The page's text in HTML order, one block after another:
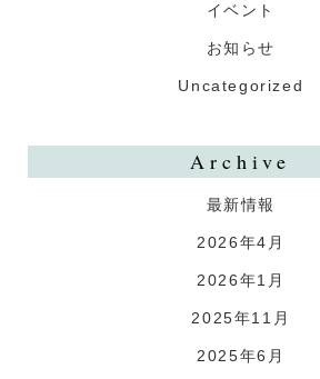
イベント
お知らせ
Uncategorized
Archive
最新情報
2026年4月
2026年1月
2025年11月
2025年6月